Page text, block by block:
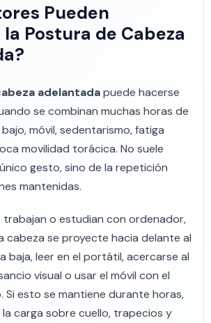
Pueden
Postura de Cabeza
adelantadapuede hacerse
se combinan muchas horas de
móvil, sedentarismo, fatiga
movilidad torácica. No suele
gesto, sino de la repetición
mantenidas.
trabajan o estudian con ordenador,
cabeza se proyecte hacia delante al
baja, leer en el portátil, acercarse al
visual o usar el móvil con el
Si esto se mantiene durante horas,
carga sobre cuello, trapecios y